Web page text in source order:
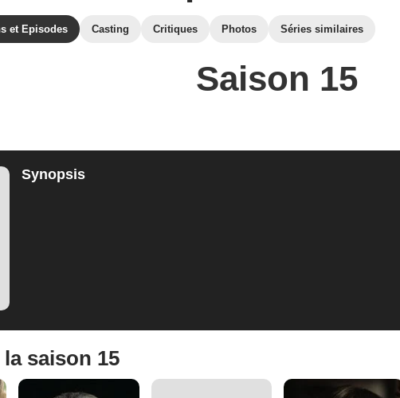
et Episodes Casting Critiques Photos Séries similaires
Saison 15
Synopsis
saison 15